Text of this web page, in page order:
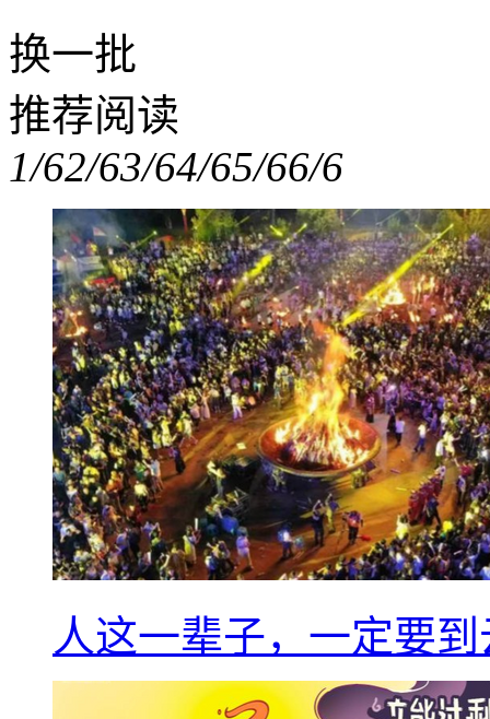
换一批
推荐阅读
1/62/63/64/65/66/6
人这一辈子，一定要